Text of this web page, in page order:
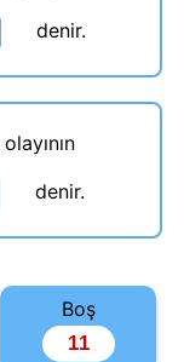
denir.
denir.
Boş